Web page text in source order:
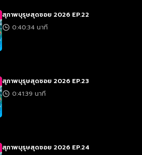
สุภาพบุรุษสุดซอย 2026 EP.22
0:40:34 นาที
สุภาพบุรุษสุดซอย 2026 EP.23
0:41:39 นาที
สุภาพบุรุษสุดซอย 2026 EP.24